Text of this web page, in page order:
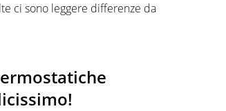
ci sono leggere differenze da